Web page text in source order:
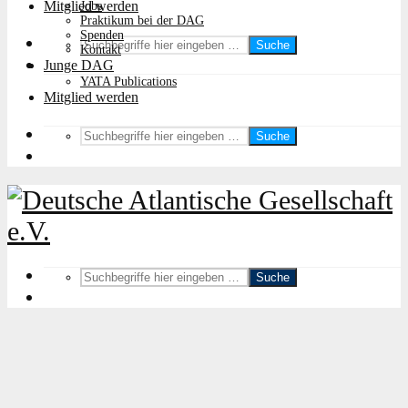
Mitglied werden
Suche
Jobs
Praktikum bei der DAG
Spenden
Kontakt
Junge DAG
YATA Publications
Mitglied werden
Suche
Suche